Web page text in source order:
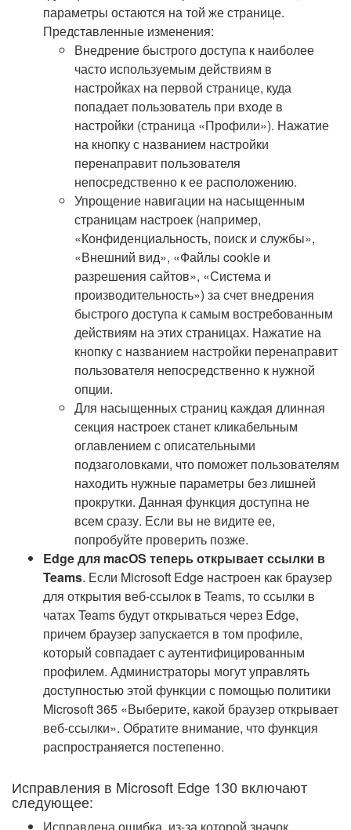
параметры остаются на той же странице.
Представленные изменения:
Внедрение быстрого доступа к наиболее
часто используемым действиям в
настройках на первой странице, куда
попадает пользователь при входе в
настройки (страница «Профили»). Нажатие
на кнопку с названием настройки
перенаправит пользователя
непосредственно к ее расположению.
Упрощение навигации на насыщенным
страницам настроек (например,
«Конфиденциальность, поиск и службы»,
«Внешний вид», «Файлы cookie и
разрешения сайтов», «Система и
производительность») за счет внедрения
быстрого доступа к самым востребованным
действиям на этих страницах. Нажатие на
кнопку с названием настройки перенаправит
пользователя непосредственно к нужной
опции.
Для насыщенных страниц каждая длинная
секция настроек станет кликабельным
оглавлением с описательными
подзаголовками, что поможет пользователям
находить нужные параметры без лишней
прокрутки. Данная функция доступна не
всем сразу. Если вы не видите ее,
попробуйте проверить позже.
Edge для macOS теперь открывает ссылки в
Teams. Если Microsoft Edge настроен как браузер
для открытия веб-ссылок в Teams, то ссылки в
чатах Teams будут открываться через Edge,
причем браузер запускается в том профиле,
который совпадает с аутентифицированным
профилем. Администраторы могут управлять
доступностью этой функции с помощью политики
Microsoft 365 «Выберите, какой браузер открывает
веб-ссылки». Обратите внимание, что функция
распространяется постепенно.
Исправления в Microsoft Edge 130 включают
следующее: